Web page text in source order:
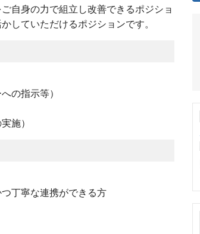
自身の力で組立し改善できるポジショ
していただけるポジションです。
の指示等）
施）
丁寧な連携ができる方